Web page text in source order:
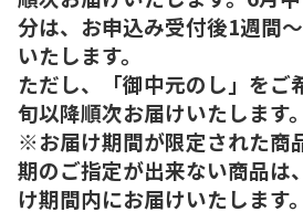
分は、お申込み受付後1週間
いたします。
ただし、「御中元のし」をご
旬以降順次お届けいたします。
※お届け期間が限定された商
期のご指定が出来ない商品は
け期間内にお届けいたします。